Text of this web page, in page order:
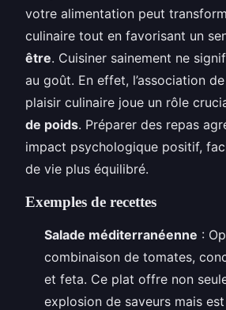
votre alimentation peut
culinaire tout en favorisant un
être. Cuisiner sainement ne
au goût. En effet, l’association
plaisir culinaire joue un rôle
de poids. Préparer des repas
impact psychologique positif,
de vie plus équilibré.
Exemples de recettes
Salade méditerranéenne :
combinaison de tomates,
et feta. Ce plat offre non
explosion de saveurs mais